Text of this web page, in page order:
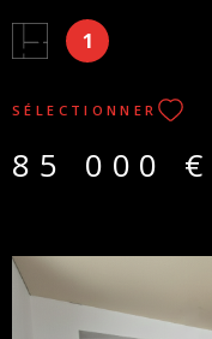
vendeur loyer annuel
Avril 2026 charges de
1
SÉLECTIONNER
85 000 €